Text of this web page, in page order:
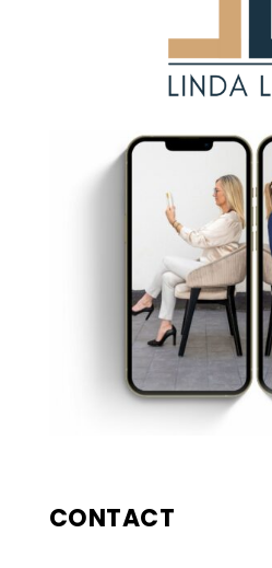
CONTACT